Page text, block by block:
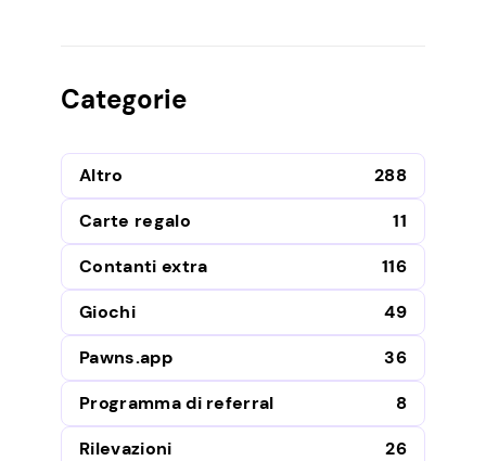
Categorie
Altro
288
Carte regalo
11
Contanti extra
116
Giochi
49
Pawns.app
36
Programma di referral
8
Rilevazioni
26